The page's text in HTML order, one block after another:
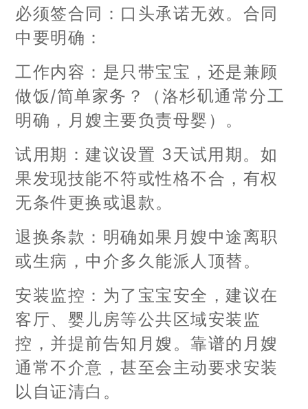
必须签合同：口头承诺无效。合同
中要明确：
工作内容：是只带宝宝，还是兼顾
做饭/简单家务？（洛杉矶通常分工
明确，月嫂主要负责母婴）。
试用期：建议设置 3天试用期。如
果发现技能不符或性格不合，有权
无条件更换或退款。
退换条款：明确如果月嫂中途离职
或生病，中介多久能派人顶替。
安装监控：为了宝宝安全，建议在
客厅、婴儿房等公共区域安装监
控，并提前告知月嫂。靠谱的月嫂
通常不介意，甚至会主动要求安装
以自证清白。